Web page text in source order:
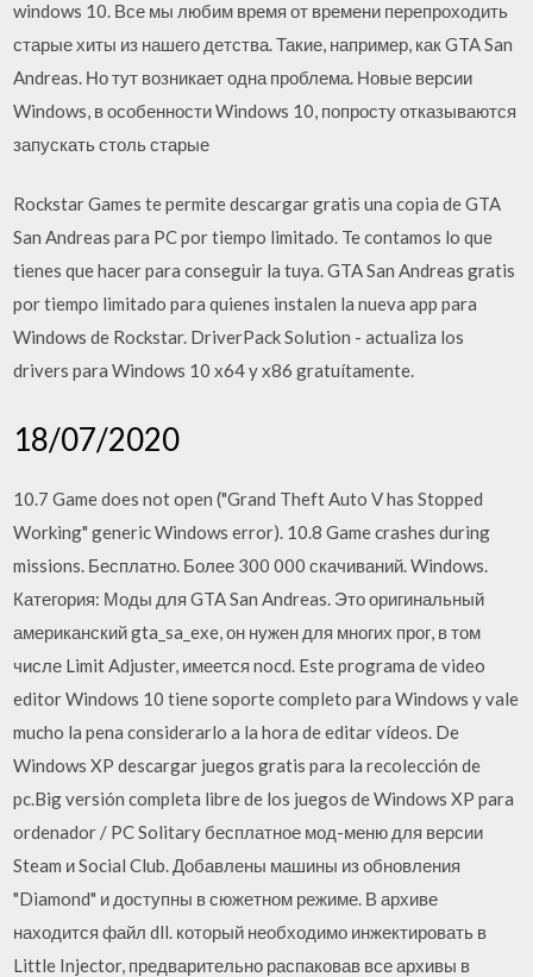
windows 10. Все мы любим время от времени перепроходить
старые хиты из нашего детства. Такие, например, как GTA San
Andreas. Но тут возникает одна проблема. Новые версии
Windows, в особенности Windows 10, попросту отказываются
запускать столь старые
Rockstar Games te permite descargar gratis una copia de GTA
San Andreas para PC por tiempo limitado. Te contamos lo que
tienes que hacer para conseguir la tuya. GTA San Andreas gratis
por tiempo limitado para quienes instalen la nueva app para
Windows de Rockstar. DriverPack Solution - actualiza los
drivers para Windows 10 x64 y x86 gratuítamente.
18/07/2020
10.7 Game does not open ("Grand Theft Auto V has Stopped
Working" generic Windows error). 10.8 Game crashes during
missions. Бесплатно. Более 300 000 скачиваний. Windows.
Категория: Моды для GTA San Andreas. Это оригинальный
американский gta_sa_exe, он нужен для многих прог, в том
числе Limit Adjuster, имеется nocd. Este programa de video
editor Windows 10 tiene soporte completo para Windows y vale
mucho la pena considerarlo a la hora de editar vídeos. De
Windows XP descargar juegos gratis para la recolección de
pc.Big versión completa libre de los juegos de Windows XP para
ordenador / PC Solitary бесплатное мод-меню для версии
Steam и Social Club. Добавлены машины из обновления
"Diamond" и доступны в сюжетном режиме. В архиве
находится файл dll. который необходимо инжектировать в
Little Injector, предварительно распаковав все архивы в